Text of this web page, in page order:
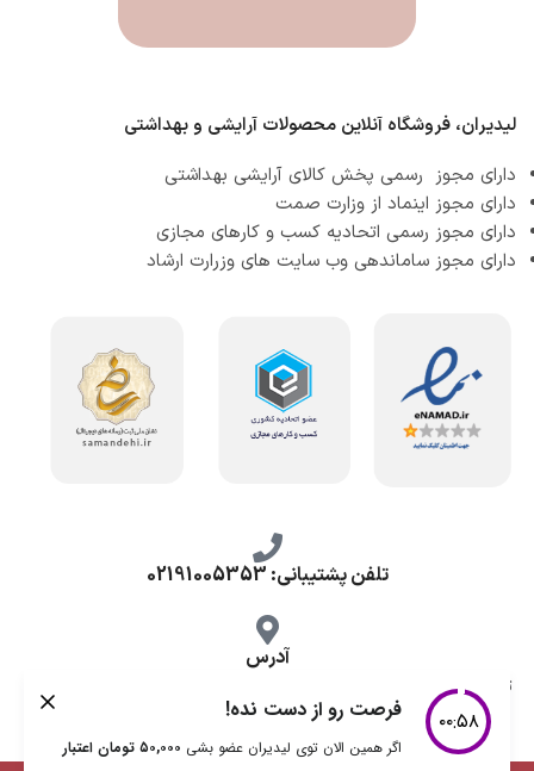
لیدیران، فروشگاه آنلاین محصولات آرایشی و بهداشتی
دارای مجوز رسمی پخش کالای آرایشی بهداشتی
دارای مجوز اینماد از وزارت صمت
دارای مجوز رسمی اتحادیه کسب و کارهای مجازی
دارای مجوز ساماندهی وب سایت های وزرارت ارشاد
تلفن پشتیبانی: 02191005353
آدرس
تهران، طرشت شمالی، خ محمد حسینی، کوچه گلناز شرقی، پلاک 10.